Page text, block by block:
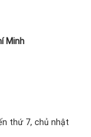
Minh
thứ 7, chủ nhật